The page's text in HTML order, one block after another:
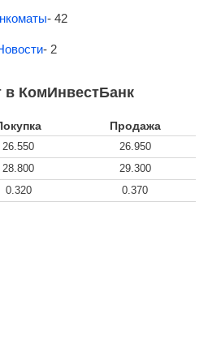
- 42
- 2
в КомИнвестБанк
Продажа
26.550
26.950
28.800
29.300
0.320 0.370